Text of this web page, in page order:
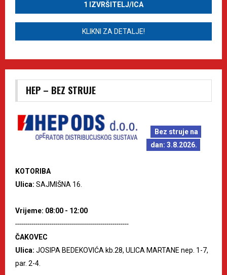
1 IZVRŠITELJ/ICA
KLIKNI ZA DETALJE!
HEP – BEZ STRUJE
Bez struje na
dan: 3.8.2026.
KOTORIBA
Ulica: SAJMIŠNA 16.
Vrijeme: 08:00 - 12:00
--------------------------------------------------------
ČAKOVEC
Ulica: JOSIPA BEDEKOVIĆA kb.28, ULICA MARTANE nep. 1-7,
par. 2-4.